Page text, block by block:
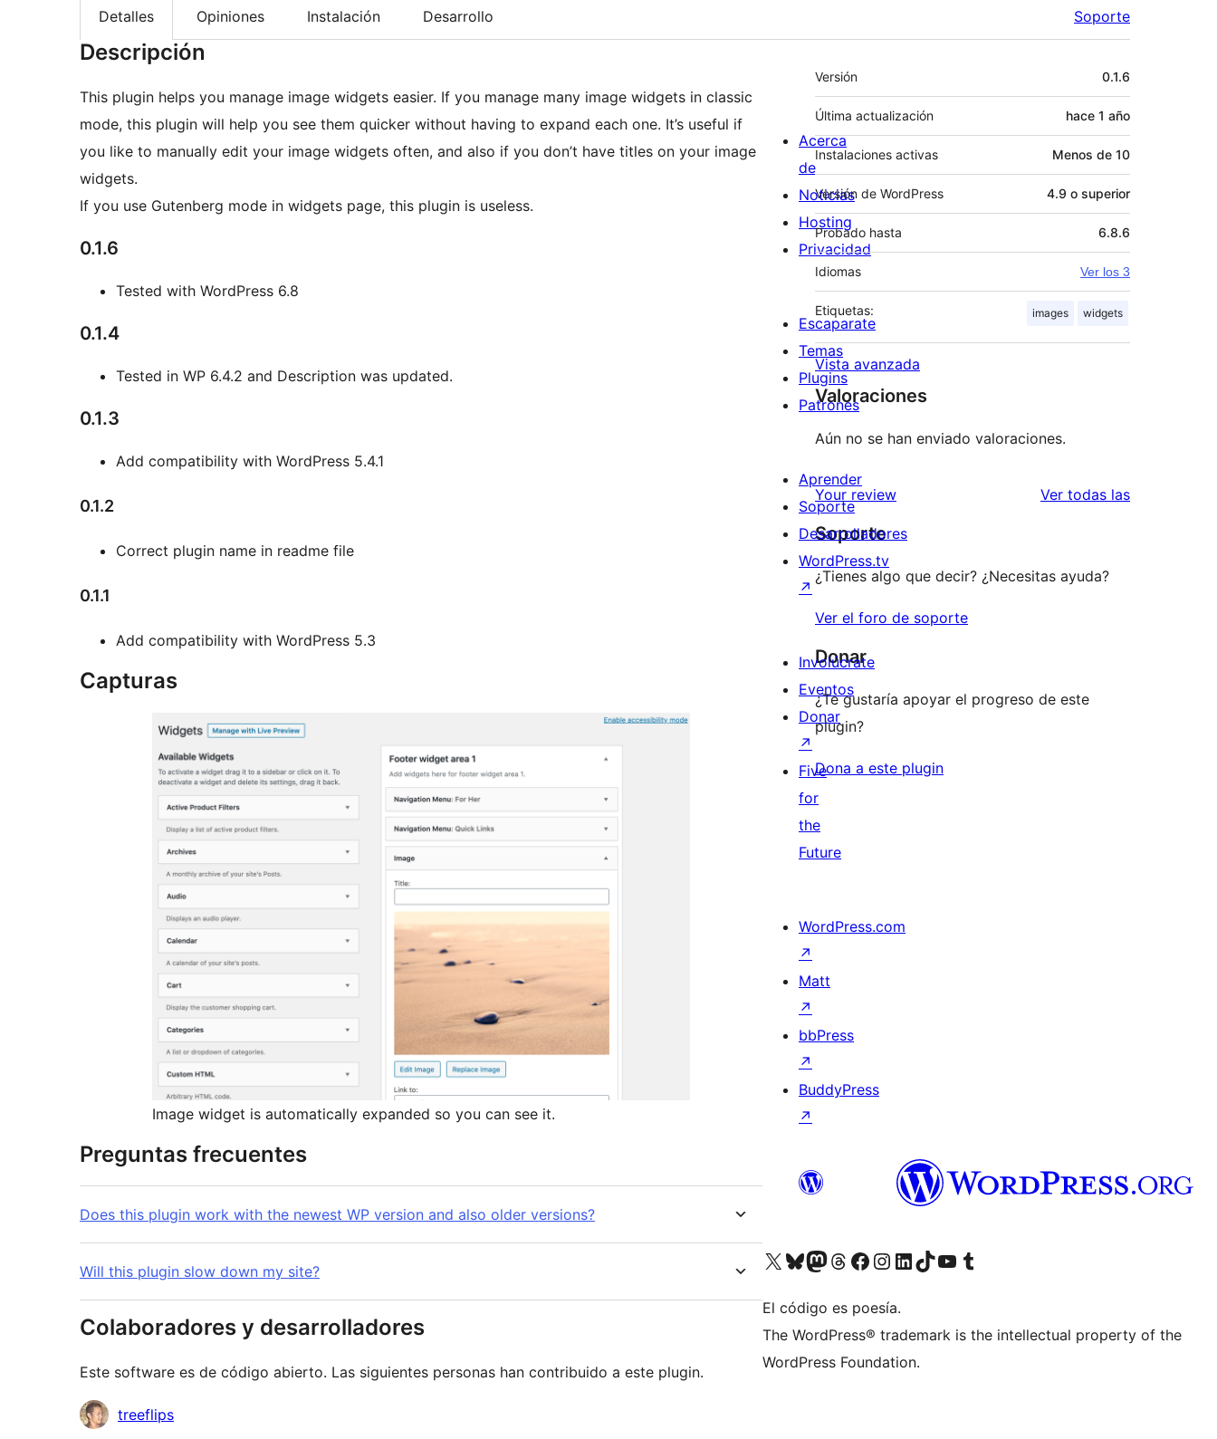
Detalles Opiniones Instalación Desarrollo Soporte
Descripción
This plugin helps you manage image widgets easier. If you manage many image widgets in classic
mode, this plugin will help you see them quicker without having to expand each one. It’s useful if
you like to manually edit your image widgets often, and also if you don’t have titles on your image
widgets.
If you use Gutenberg mode in widgets page, this plugin is useless.
0.1.6
Tested with WordPress 6.8
0.1.4
Tested in WP 6.4.2 and Description was updated.
0.1.3
Add compatibility with WordPress 5.4.1
0.1.2
Correct plugin name in readme file
0.1.1
Add compatibility with WordPress 5.3
Capturas
Image widget is automatically expanded so you can see it.
Preguntas frecuentes
Does this plugin work with the newest WP version and also older versions?
Will this plugin slow down my site?
Colaboradores y desarrolladores
Este software es de código abierto. Las siguientes personas han contribuido a este plugin.
Colaboradores
treeflips
Meta
Versión 0.1.6
Última actualización hace 1 año
Instalaciones activas Menos de 10
Versión de WordPress 4.9 o superior
Probado hasta 6.8.6
Idiomas Ver los 3
Etiquetas: images widgets
Vista avanzada
Valoraciones
Aún no se han enviado valoraciones.
Your review Ver todas lasvaloraciones
Soporte
¿Tienes algo que decir? ¿Necesitas ayuda?
Ver el foro de soporte
Donar
¿Te gustaría apoyar el progreso de este
plugin?
Dona a este plugin
Acerca
de
Noticias
Hosting
Privacidad
Escaparate
Temas
Plugins
Patrones
Aprender
Soporte
Desarrolladores
WordPress.tv
↗
Involúcrate
Eventos
Donar
↗
Five
for
the
Future
WordPress.com
↗
Matt
↗
bbPress
↗
BuddyPress
↗
Visita nuestra cuenta de X (anteriormente Twitter)
Visita nuestra cuenta de Bluesky
Visita nuestra cuenta de Mastodon
Visita nuestra cuenta de Threads
Visita nuestra página de Facebook
Visita nuestra cuenta de Instagram
Visita nuestra cuenta de LinkedIn
Visita nuestra cuenta de TikTok
Visita nuestro canal de YouTube
Visita nuestra cuenta de Tumblr
El código es poesía.
The WordPress® trademark is the intellectual property of the
WordPress Foundation.